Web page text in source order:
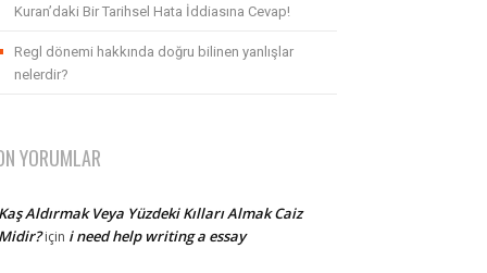
Kuran’daki Bir Tarihsel Hata İddiasına Cevap!
Regl dönemi hakkında doğru bilinen yanlışlar
nelerdir?
YORUMLAR
Aldırmak Veya Yüzdeki Kılları Almak Caiz
için i need help writing a essay